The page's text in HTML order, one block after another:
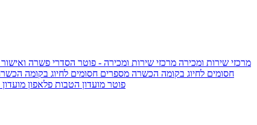
מרכזי שירות ומכירה מרכזי שירות ומכירה - פוטר הסדרי פשרה ואישור
חסומים לחיוג בקומה הכשרה מספרים חסומים לחיוג בקומה
IsraelieSIM by Pelephone - פוטר מועדון הטבות פלאפון